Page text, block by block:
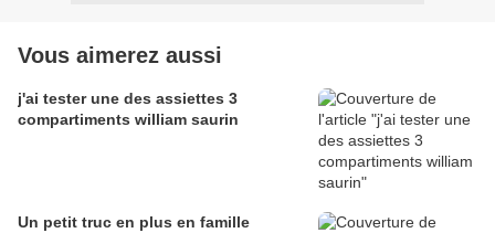
Vous aimerez aussi
j'ai tester une des assiettes 3
compartiments william saurin
Un petit truc en plus en famille